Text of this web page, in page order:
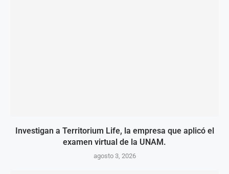
Investigan a Territorium Life, la empresa que aplicó el
examen virtual de la UNAM.
agosto 3, 2026